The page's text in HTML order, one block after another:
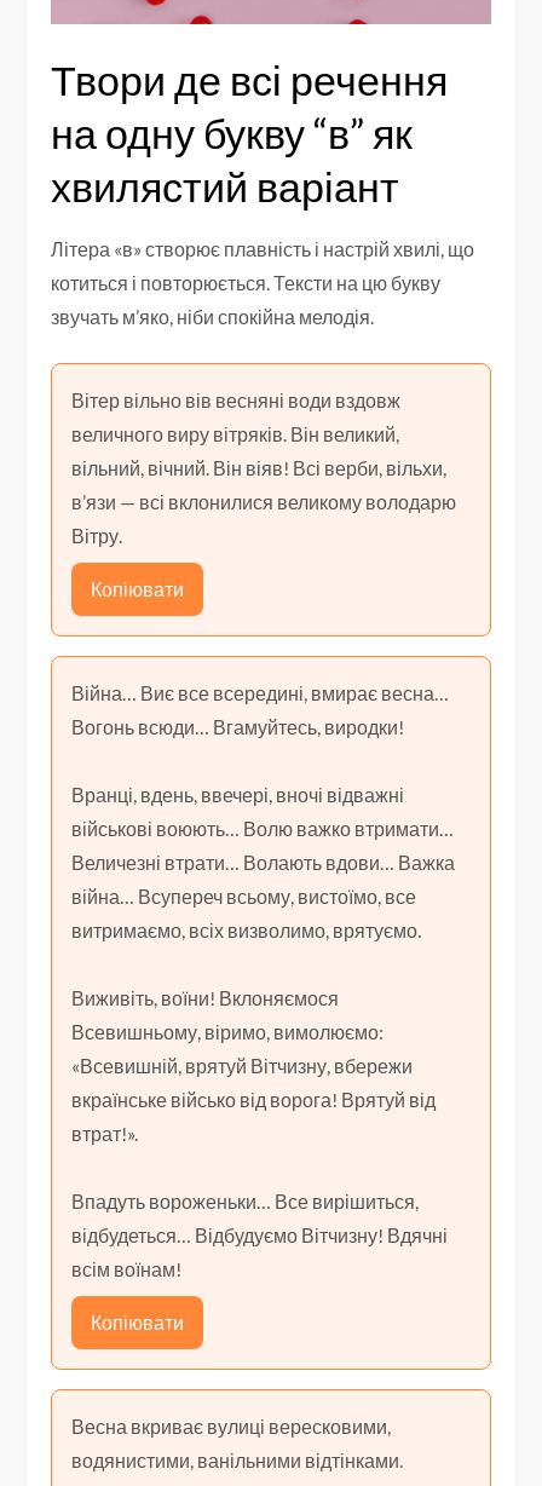
Твори де всі речення
на одну букву “в” як
хвилястий варіант
Літера «в» створює плавність і настрій хвилі, що
котиться і повторюється. Тексти на цю букву
звучать м’яко, ніби спокійна мелодія.
Вітер вільно вів весняні води вздовж
величного виру вітряків. Він великий,
вільний, вічний. Він віяв! Всі верби, вільхи,
в’язи — всі вклонилися великому володарю
Вітру.
Копіювати
Війна… Виє все всередині, вмирає весна…
Вогонь всюди… Вгамуйтесь, виродки!
Вранці, вдень, ввечері, вночі відважні
військові воюють… Волю важко втримати…
Величезні втрати… Волають вдови… Важка
війна… Всупереч всьому, вистоїмо, все
витримаємо, всіх визволимо, врятуємо.
Виживіть, воїни! Вклоняємося
Всевишньому, віримо, вимолюємо:
«Всевишній, врятуй Вітчизну, вбережи
вкраїнське військо від ворога! Врятуй від
втрат!».
Впадуть вороженьки… Все вирішиться,
відбудеться… Відбудуємо Вітчизну! Вдячні
всім воїнам!
Копіювати
Весна вкриває вулиці вересковими,
водянистими, ванільними відтінками.